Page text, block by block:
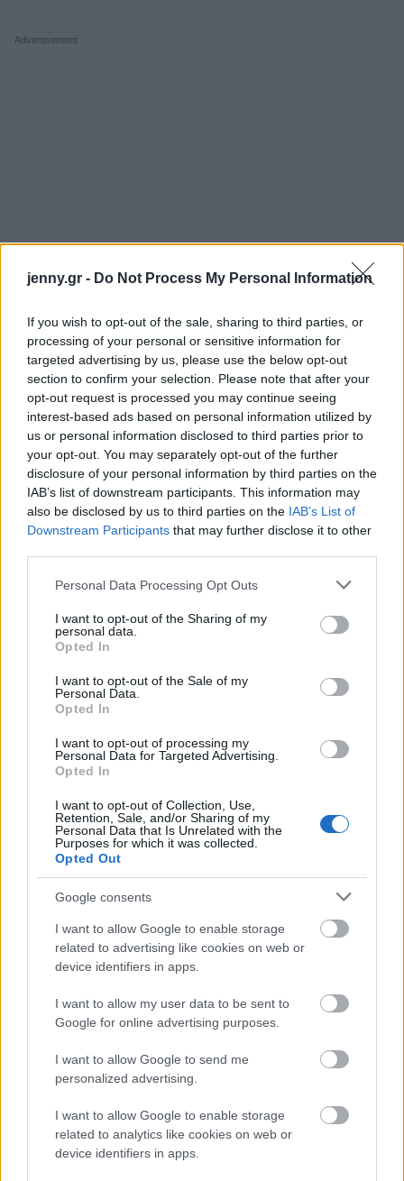
jenny.gr - Do Not Process My Personal Information
If you wish to opt-out of the sale, sharing to third parties, or
processing of your personal or sensitive information for
targeted advertising by us, please use the below opt-out
section to confirm your selection. Please note that after your
opt-out request is processed you may continue seeing
interest-based ads based on personal information utilized by
us or personal information disclosed to third parties prior to
your opt-out. You may separately opt-out of the further
disclosure of your personal information by third parties on the
IAB’s list of downstream participants. This information may
also be disclosed by us to third parties on the IAB’s List of
Downstream Participants that may further disclose it to other
Please note that this website/app uses one or more Google
not limited to your visit or usage behaviour. You may click to
grant or deny consent to Google and its third-party tags to
use your data for below specified purposes in below Google
consent section.
Personal Data Processing Opt Outs
I want to opt-out of the Sharing of my
personal data.
Opted In
I want to opt-out of the Sale of my
Personal Data.
Opted In
I want to opt-out of processing my
Personal Data for Targeted Advertising.
Opted In
I want to opt-out of Collection, Use,
Retention, Sale, and/or Sharing of my
Personal Data that Is Unrelated with the
Purposes for which it was collected.
Opted Out
Google consents
I want to allow Google to enable storage
related to advertising like cookies on web or
device identifiers in apps.
I want to allow my user data to be sent to
Google for online advertising purposes.
I want to allow Google to send me
personalized advertising.
I want to allow Google to enable storage
related to analytics like cookies on web or
device identifiers in apps.